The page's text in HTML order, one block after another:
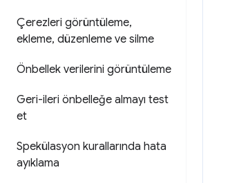
Çerezleri görüntüleme,
ekleme, düzenleme ve silme
Önbellek verilerini görüntüleme
Geri-ileri önbelleğe almayı test
et
Spekülasyon kurallarında hata
ayıklama